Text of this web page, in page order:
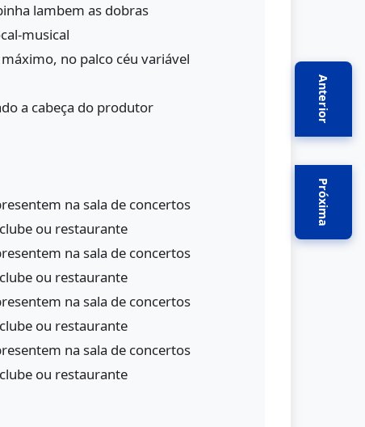
Anterior
Próxima
lambem as dobras
musical
no palco céu variável
a cabeça do produtor
na sala de concertos
ou restaurante
na sala de concertos
ou restaurante
na sala de concertos
ou restaurante
na sala de concertos
ou restaurante